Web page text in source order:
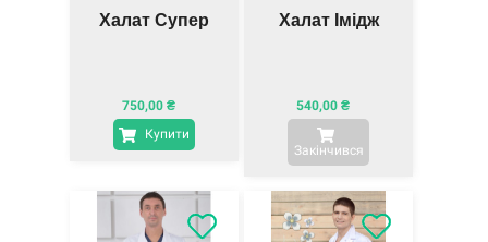
Халат Супер
750,00 ₴
Купити
Халат Імідж
540,00 ₴
Закінчився